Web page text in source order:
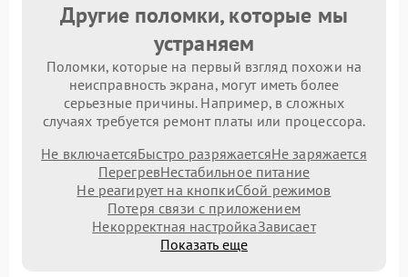
Другие поломки, которые мы
устраняем
Поломки, которые на первый взгляд похожи на
неисправность экрана, могут иметь более
серьезные причины. Например, в сложных
случаях требуется ремонт платы или процессора.
Не включаетсяБыстро разряжаетсяНе заряжается
ПерегревНестабильное питание
Не реагирует на кнопкиСбой режимов
Потеря связи с приложением
Некорректная настройкаЗависает
Показать еще